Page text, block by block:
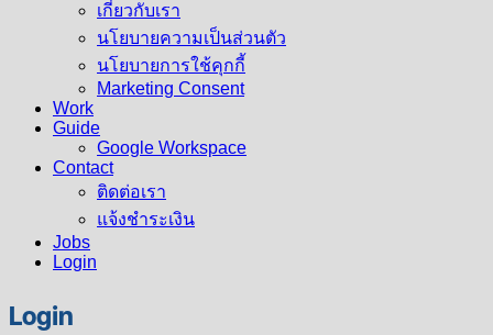
เกี่ยวกับเรา
นโยบายความเป็นส่วนตัว
นโยบายการใช้คุกกี้
Marketing Consent
Work
Guide
Google Workspace
Contact
ติดต่อเรา
แจ้งชำระเงิน
Jobs
Login
Login